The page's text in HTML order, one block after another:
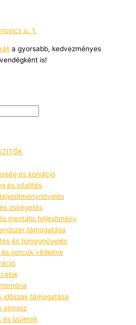
u. 1.
a gyorsabb, kedvezményes
is!
és kondíció
és vitalitás
zsírégetés
mentális teljesítmény
támogatása
és tömegnövelés
és porcok védelme
időszak támogatása
stressz
és ízületek
x
á
r
latest
terméknek
variációja
van.
termékoldalon
választhatók
terméknek
variációja
van.
termékoldalon
választhatók
terméknek
variációja
van.
termékoldalon
választhatók